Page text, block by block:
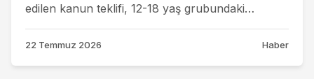
edilen kanun teklifi, 12-18 yaş grubundaki
çocuklar için daha ağır cezaların önünü...
22 Temmuz 2026 Haber